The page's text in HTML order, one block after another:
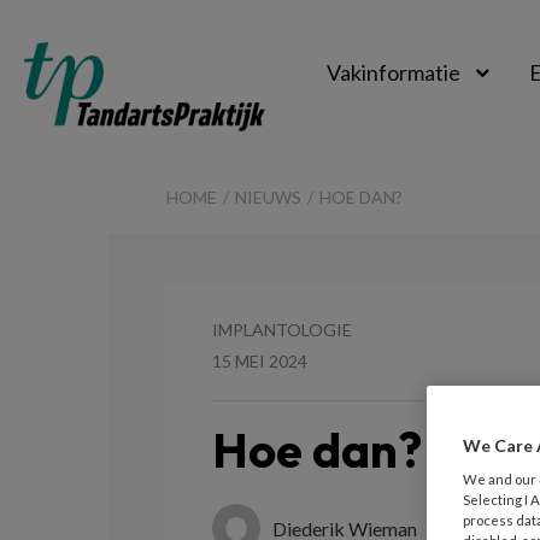
Vakinformatie
HOME NIEUWS HOE DAN?
IMPLANTOLOGIE
15 MEI 2024
Hoe dan?
Diederik Wieman
We Care
We and our
Selecting I
process